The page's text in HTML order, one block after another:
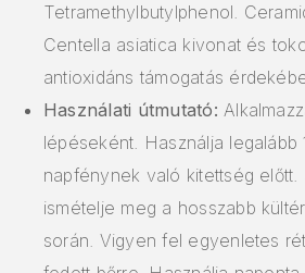
Tetramethylbutylphenol.
Centella asiatica kivonat és
antioxidáns támogatás
Használati útmutató:
lépéseként. Használja legalább
napfénynek való kitettség előtt.
ismételje meg a hosszabb
során. Vigyen fel egyenletes